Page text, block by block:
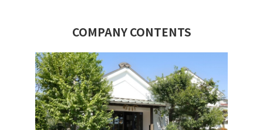
COMPANY CONTENTS